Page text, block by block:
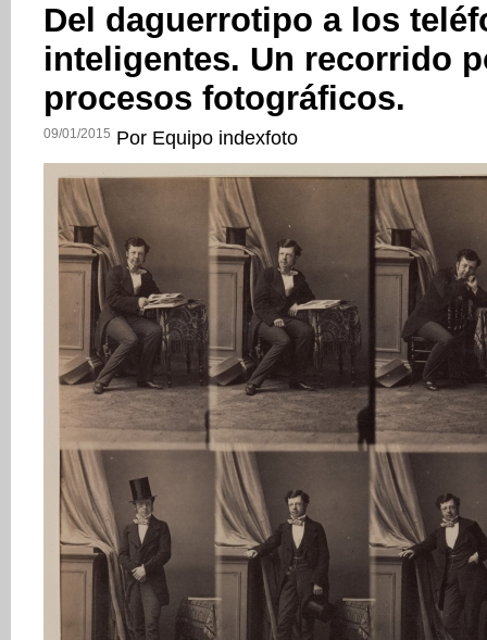
Del daguerrotipo a los
inteligentes. Un recorrido
procesos fotográficos.
09/01/2015 Por Equipo indexfoto